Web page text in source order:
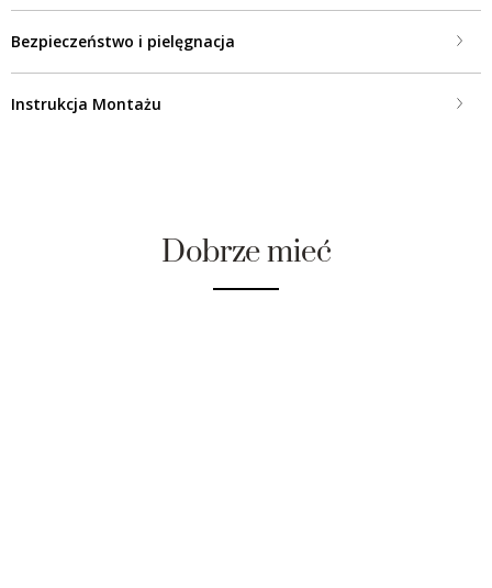
Bezpieczeństwo i pielęgnacja
Instrukcja Montażu
Dobrze mieć